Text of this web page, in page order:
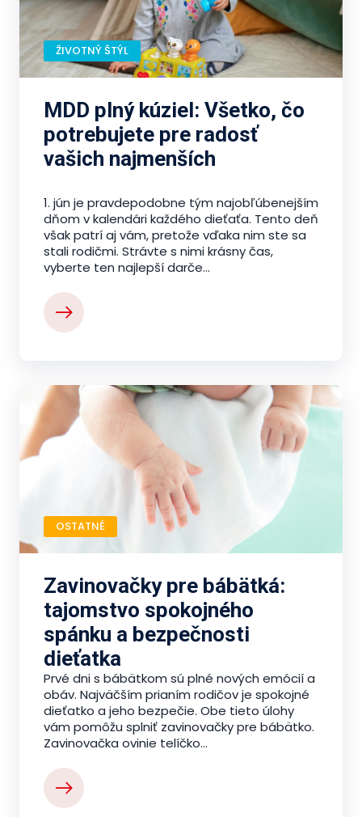
ŽIVOTNÝ ŠTÝL
MDD plný kúziel: Všetko, čo
potrebujete pre radosť
vašich najmenších
1. jún je pravdepodobne tým najobľúbenejším
dňom v kalendári každého dieťaťa. Tento deň
však patrí aj vám, pretože vďaka nim ste sa
stali rodičmi. Strávte s nimi krásny čas,
vyberte ten najlepší darče...
OSTATNÉ
Zavinovačky pre bábätká:
tajomstvo spokojného
spánku a bezpečnosti
dieťatka
Prvé dni s bábätkom sú plné nových emócií a
obáv. Najväčším prianím rodičov je spokojné
dieťatko a jeho bezpečie. Obe tieto úlohy
vám pomôžu splniť zavinovačky pre bábätko.
Zavinovačka ovinie telíčko...